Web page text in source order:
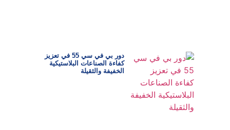
دور بي في سي 55 في تعزيز
كفاءة الصناعات البلاستيكية
الخفيفة والثقيلة